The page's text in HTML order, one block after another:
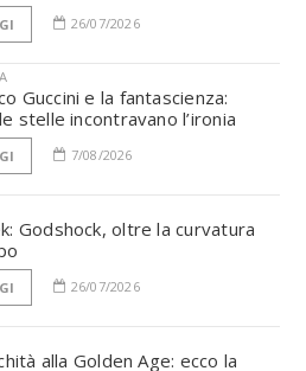
26/07/2026
Guccini e la fantascienza:
stelle incontravano l’ironia
7/08/2026
Godshock, oltre la curvatura
26/07/2026
alla Golden Age: ecco la